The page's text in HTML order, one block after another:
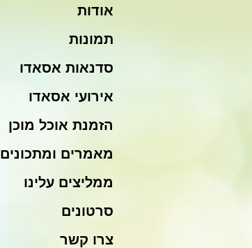
אודות
תמונות
סדנאות אסאדו
אירועי אסאדו
הזמנת אוכל מוכן
מאמרים ומתכונים
ממליצים עלינו
סרטונים
צרו קשר